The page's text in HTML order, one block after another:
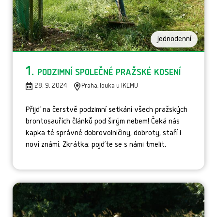
jednodenní
1. podzimní společné pražské kosení
28. 9. 2024 Praha, louka u IKEMU
Přijď na čerstvě podzimní setkání všech pražských
brontosauřích článků pod širým nebem! Čeká nás
kapka té správné dobrovolničiny, dobroty, staří i
noví známí. Zkrátka: pojďte se s námi tmelit.